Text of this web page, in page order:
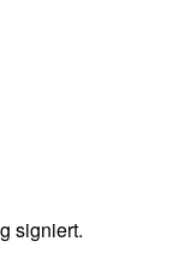
signiert.